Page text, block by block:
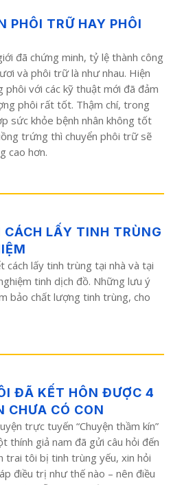
PHÔI TRỮ HAY PHÔI
đã chứng minh, tỷ lệ thành công
và phôi trữ là như nhau. Hiện
phôi với các kỹ thuật mới đã đảm
phôi rất tốt. Thậm chí, trong
sức khỏe bệnh nhân không tốt
trứng thì chuyển phôi trữ sẽ
cao hơn.
CÁCH LẤY TINH TRÙNG
cách lấy tinh trùng tại nhà và tại
tinh dịch đồ. Những lưu ý
bảo chất lượng tinh trùng, cho
ĐÃ KẾT HÔN ĐƯỢC 4
CHƯA CÓ CON
trực tuyến “Chuyện thầm kín”
thính giả nam đã gửi câu hỏi đến
trai tôi bị tinh trùng yếu, xin hỏi
điều trị như thế nào – nên điều